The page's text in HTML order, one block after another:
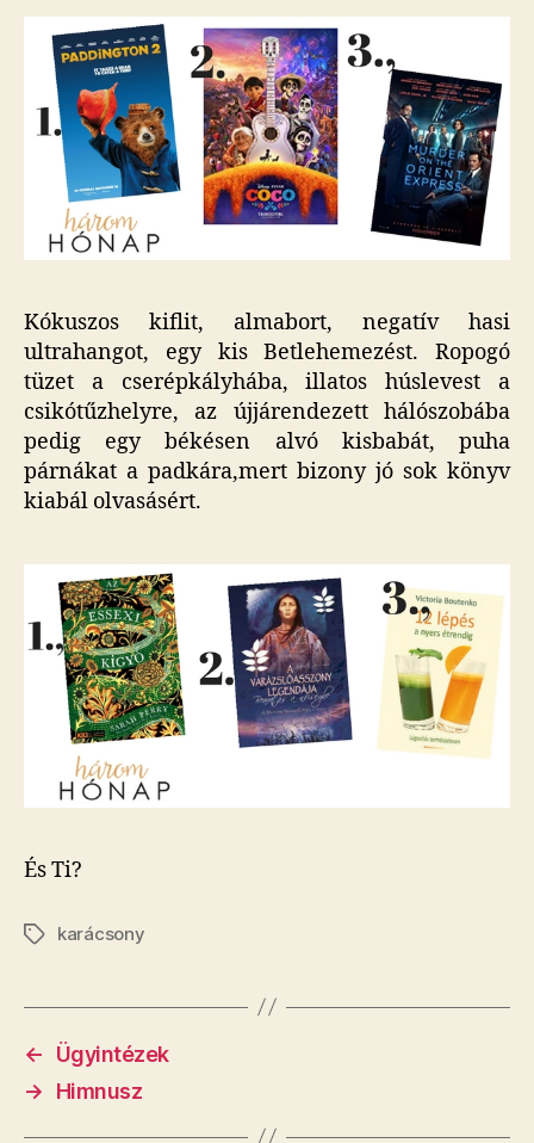
Kókuszos kiflit, almabort, negatív hasi
ultrahangot, egy kis Betlehemezést. Ropogó
tüzet a cserépkályhába, illatos húslevest a
csikótűzhelyre, az újjárendezett hálószobába
pedig egy békésen alvó kisbabát, puha
párnákat a padkára,mert bizony jó sok könyv
kiabál olvasásért.
És Ti?
Címkékkarácsony
←
Ügyintézek
→
Himnusz